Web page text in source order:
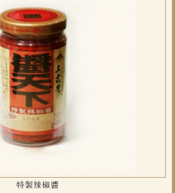
特製辣椒醬